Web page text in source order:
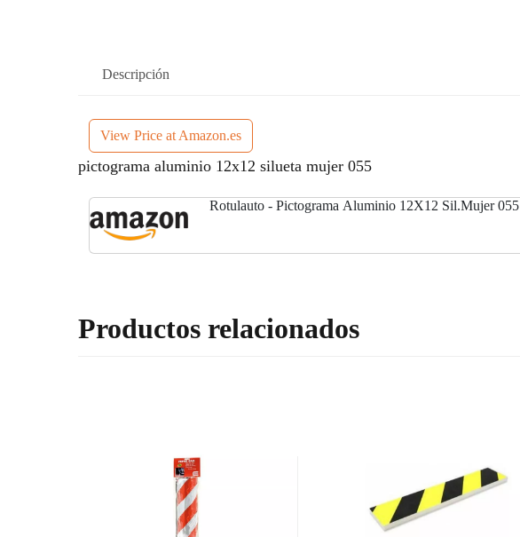
Descripción
View Price at Amazon.es
pictograma aluminio 12x12 silueta mujer 055
Rotulauto - Pictograma Aluminio 12X12 Sil.Mujer 055
Productos relacionados